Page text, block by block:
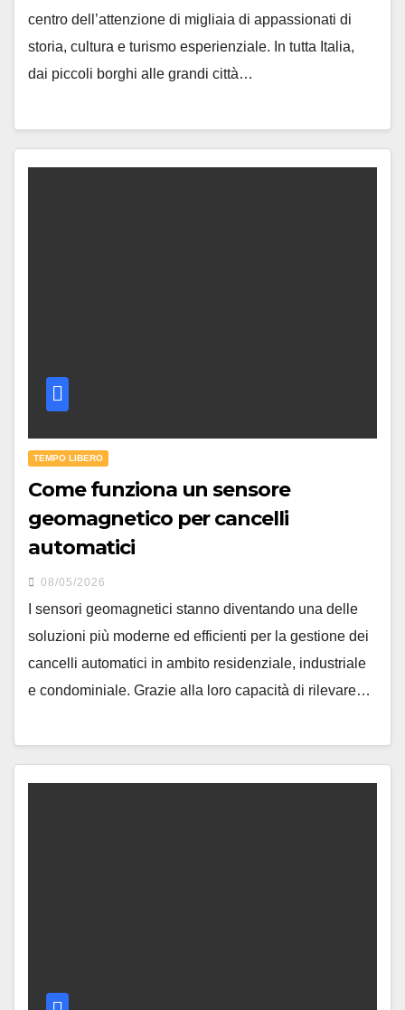
centro dell’attenzione di migliaia di appassionati di
storia, cultura e turismo esperienziale. In tutta Italia,
dai piccoli borghi alle grandi città…
TEMPO LIBERO
Come funziona un sensore
geomagnetico per cancelli
automatici
08/05/2026
I sensori geomagnetici stanno diventando una delle
soluzioni più moderne ed efficienti per la gestione dei
cancelli automatici in ambito residenziale, industriale
e condominiale. Grazie alla loro capacità di rilevare…